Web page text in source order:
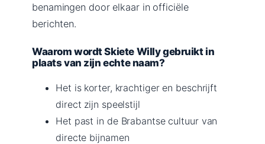
benamingen door elkaar in officiële
berichten.
Waarom wordt Skiete Willy gebruikt in
plaats van zijn echte naam?
Het is korter, krachtiger en beschrijft
direct zijn speelstijl
Het past in de Brabantse cultuur van
directe bijnamen